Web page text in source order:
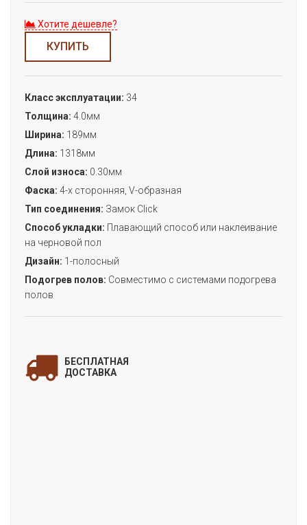
Хотите дешевле?
КУПИТЬ
Класс эксплуатации: 34
Толщина: 4.0мм
Ширина: 189мм
Длина: 1318мм
Слой износа: 0.30мм
Фаска: 4-х сторонняя, V-образная
Тип соединения: Замок Сlick
Способ укладки: Плавающий способ или наклеивание
на черновой пол
Дизайн: 1-полосный
Подогрев полов: Совместимо с системами подогрева
полов
БЕСПЛАТНАЯ
ДОСТАВКА
для уточнения деталей заказа!